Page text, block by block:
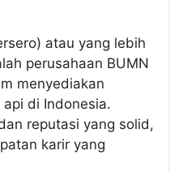
atau yang lebih
perusahaan BUMN
menyediakan
di Indonesia.
reputasi yang solid,
karir yang